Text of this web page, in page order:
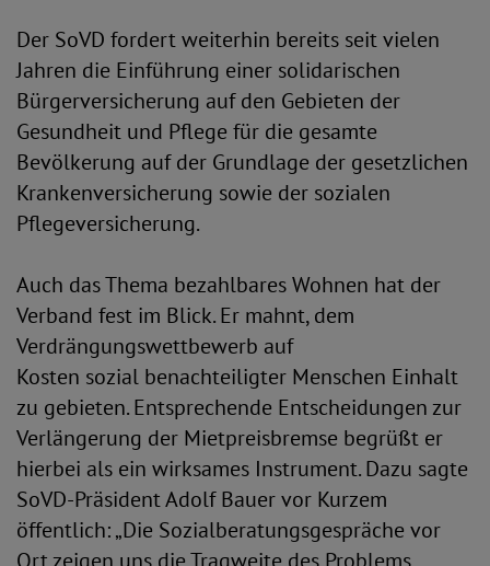
Der SoVD fordert weiterhin bereits seit vielen
Jahren die Einführung einer solidarischen
Bürgerversicherung auf den Gebieten der
Gesundheit und Pflege für die gesamte
Bevölkerung auf der Grundlage der gesetzlichen
Krankenversicherung sowie der sozialen
Pflegeversicherung.
Auch das Thema bezahlbares Wohnen hat der
Verband fest im Blick. Er mahnt, dem
Verdrängungswettbewerb auf
Kosten sozial benachteiligter Menschen Einhalt
zu gebieten. Entsprechende Entscheidungen zur
Verlängerung der Mietpreisbremse begrüßt er
hierbei als ein wirksames Instrument. Dazu sagte
SoVD-Präsident Adolf Bauer vor Kurzem
öffentlich: „Die Sozialberatungsgespräche vor